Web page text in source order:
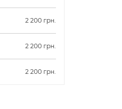
2 200 грн.
2 200 грн.
2 200 грн.